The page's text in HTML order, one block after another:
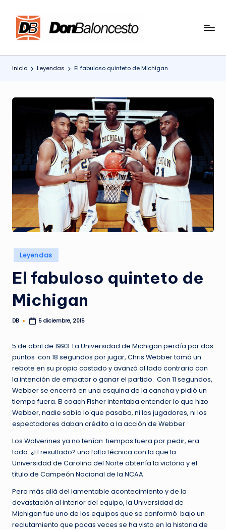
Saltar
Inicio Leyendas El fabuloso quinteto de Michigan
Publicado
en
Leyendas
El fabuloso quinteto de
Michigan
Publicado
DB 5 diciembre, 2015
5 de abril de 1993. La Universidad de Michigan perdía por dos
puntos con 18 segundos por jugar, Chris Webber tomó un
rebote en su propio costado y avanzó al lado contrario con
la intención de empatar o ganar el partido. Con 11 segundos,
Webber se encerró en una esquina de la cancha y pidió un
tiempo fuera. El coach Fisher intentaba entender lo que hizo
Webber, nadie sabía lo que pasaba, ni los jugadores, ni los
espectadores daban crédito a la acción de Webber.
Los Wolverines ya no tenían tiempos fuera por pedir, era
todo. ¿El resultado? una falta técnica con la que la
Universidad de Carolina del Norte obtenía la victoria y el
título de Campeón Nacional de la NCAA.
Pero más allá del lamentable acontecimiento y de la
devastación al interior del equipo, la Universidad de
Michigan fue uno de los equipos que se conformó bajo un
reclutamiento que pocas veces se ha visto en la historia de